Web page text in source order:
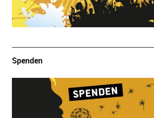
Spenden